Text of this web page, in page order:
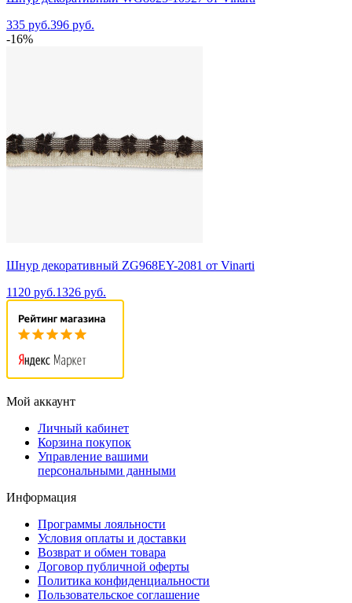
335 руб.396 руб.
-16%
Шнур декоративный ZG968EY-2081 от Vinarti
1120 руб.1326 руб.
Мой аккаунт
Личный кабинет
Корзина покупок
Управление вашими
персональными данными
Информация
Программы лояльности
Условия оплаты и доставки
Возврат и обмен товара
Договор публичной оферты
Политика конфиденциальности
Пользовательское соглашение